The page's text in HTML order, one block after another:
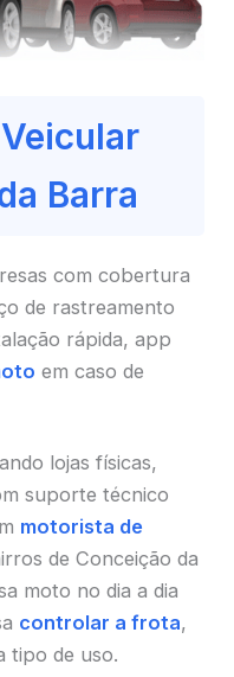
Barra
com cobertura
de rastreamento
rápida, app
em caso de
lojas físicas,
suporte técnico
motorista de
de Conceição da
moto no dia a dia
controlar a frota,
tipo de uso.